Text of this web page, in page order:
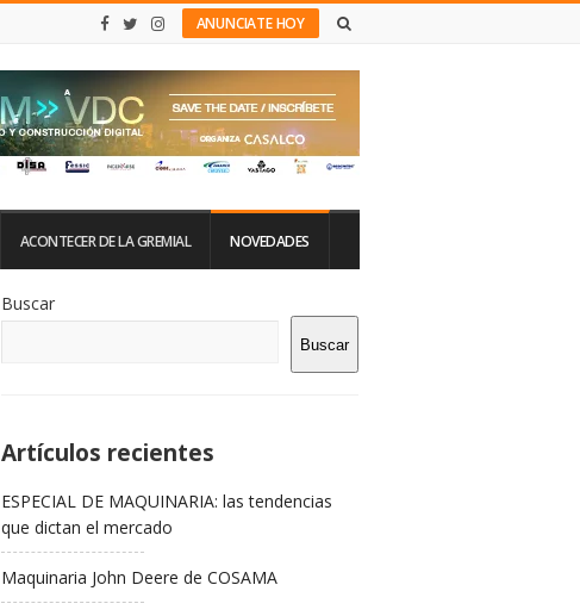
ANUNCIATE HOY
ACONTECER DE LA GREMIAL NOVEDADES
De
La
Buscar
Buscar
Artículos recientes
ESPECIAL DE MAQUINARIA: las tendencias
que dictan el mercado
Maquinaria John Deere de COSAMA